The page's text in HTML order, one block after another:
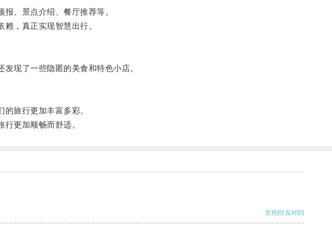
、景点介绍、餐厅推荐等。
，真正实现智慧出行。
现了一些隐匿的美食和特色小店。
旅行更加丰富多彩。
更加顺畅而舒适。
支持[0] 反对[0]